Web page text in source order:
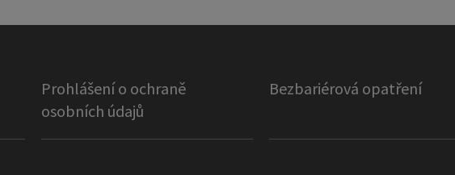
Prohlášení o ochraně
osobních údajů
Bezbariérová opatření